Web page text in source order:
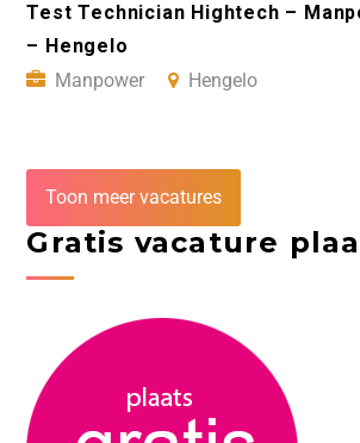
Test Technician Hightech –
– Hengelo
Manpower
Hengelo
Toon meer vacatures
Gratis vacature